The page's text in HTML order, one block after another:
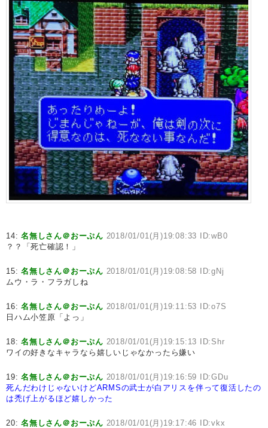
14:名無しさん＠おーぷん 2018/01/01(月)19:08:33 ID:wB0
？？「死亡確認！」
15:名無しさん＠おーぷん 2018/01/01(月)19:08:58 ID:gNj
ムウ・ラ・フラガしね
16:名無しさん＠おーぷん 2018/01/01(月)19:11:53 ID:o7S
日ハム小笠原「よっ」
18:名無しさん＠おーぷん 2018/01/01(月)19:15:13 ID:Shr
ワイの好きなキャラなら嬉しいじゃなかったら嫌い
19:名無しさん＠おーぷん 2018/01/01(月)19:16:59 ID:GDu
死んだわけじゃないけどARMSの武士が白アリスを伴って復活したの
は禿げ上がるほど嬉しかった
20:名無しさん＠おーぷん 2018/01/01(月)19:17:46 ID:vkx